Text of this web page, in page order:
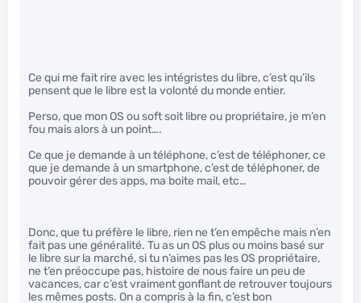
Ce qui me fait rire avec les intégristes du libre, c’est qu’ils
pensent que le libre est la volonté du monde entier.
Perso, que mon OS ou soft soit libre ou propriétaire, je m’en
fou mais alors à un point….
Ce que je demande à un téléphone, c’est de téléphoner, ce
que je demande à un smartphone, c’est de téléphoner, de
pouvoir gérer des apps, ma boite mail, etc…
Donc, que tu préfère le libre, rien ne t’en empêche mais n’en
fait pas une généralité. Tu as un OS plus ou moins basé sur
le libre sur la marché, si tu n’aimes pas les OS propriétaire,
ne t’en préoccupe pas, histoire de nous faire un peu de
vacances, car c’est vraiment gonflant de retrouver toujours
les mêmes posts. On a compris à la fin, c’est bon